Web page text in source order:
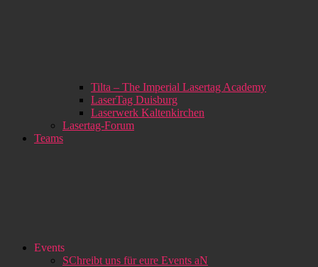
Tilta – The Imperial Lasertag Academy
LaserTag Duisburg
Laserwerk Kaltenkirchen
Lasertag-Forum
Teams
Events
SChreibt uns für eure Events aN